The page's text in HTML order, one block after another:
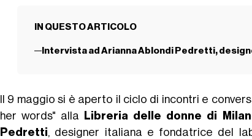
IN QUESTO ARTICOLO
Intervista ad Arianna Ablondi Pedretti,
Il 9 maggio si è aperto il ciclo di incontri e
her words" alla
Libreria delle donne di
Pedretti, designer italiana e fondatrice del